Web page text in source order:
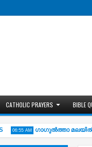
CATHOLIC PRAYERS BIBLE
06:55 AM ഗാഗുല്‍ത്താ മലയില്‍